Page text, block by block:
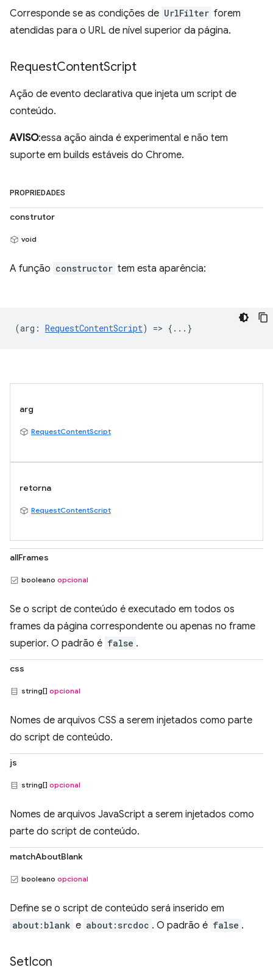
Corresponde se as condições de UrlFilter forem
atendidas para o URL de nível superior da página.
RequestContentScript
Ação de evento declarativa que injeta um script de
conteúdo.
AVISO:essa ação ainda é experimental e não tem
suporte em builds estáveis do Chrome.
PROPRIEDADES
construtor
void
A função constructor tem esta aparência:
(arg : RequestContentScript) => {...}
arg
RequestContentScript
retorna
RequestContentScript
allFrames
booleano opcional
Se o script de conteúdo é executado em todos os
frames da página correspondente ou apenas no frame
superior. O padrão é false .
css
string[] opcional
Nomes de arquivos CSS a serem injetados como parte
do script de conteúdo.
js
string[] opcional
Nomes de arquivos JavaScript a serem injetados como
parte do script de conteúdo.
matchAboutBlank
booleano opcional
Define se o script de conteúdo será inserido em
about:blank e about:srcdoc . O padrão é false .
SetIcon